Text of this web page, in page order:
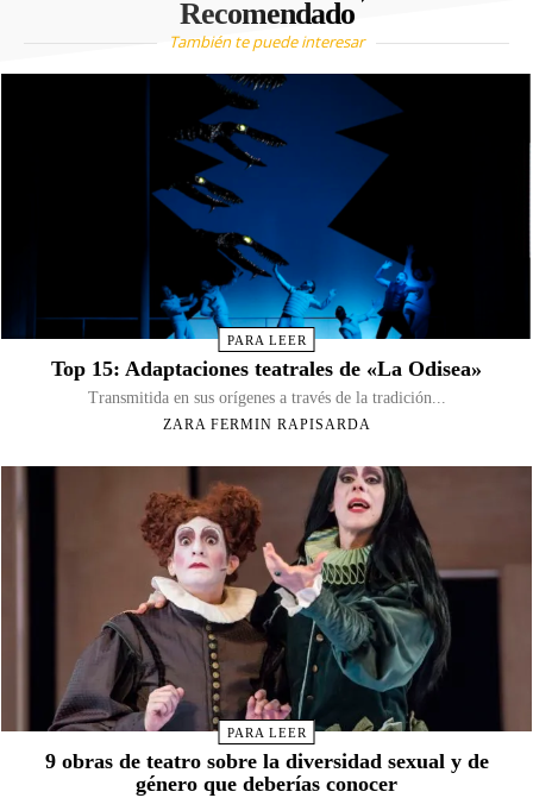
Recomendado
También te puede interesar
PARA LEER
Top 15: Adaptaciones teatrales de «La Odisea»
Transmitida en sus orígenes a través de la tradición...
ZARA FERMIN RAPISARDA
PARA LEER
9 obras de teatro sobre la diversidad sexual y de
género que deberías conocer